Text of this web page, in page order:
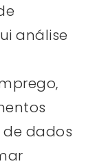
análise
de dados